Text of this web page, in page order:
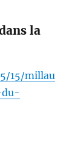
la
15/millau